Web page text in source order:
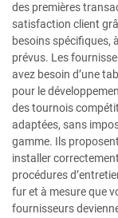
des premières
satisfaction client
besoins spécifiques,
prévus. Les
avez besoin d’une
pour le
des tournois
adaptées, sans
gamme. Ils
installer
procédures
fur et à mesure que
fournisseurs